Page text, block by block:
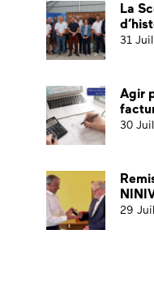
La
31
Agir
30
29